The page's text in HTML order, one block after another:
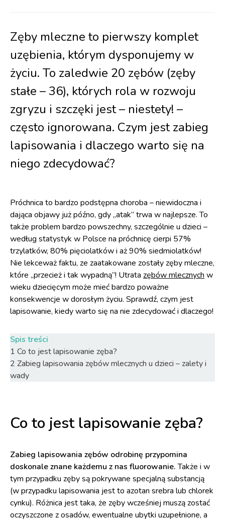
Zęby mleczne to pierwszy komplet
uzębienia, którym dysponujemy w
życiu. To zaledwie 20 zębów (zęby
stałe – 36), których rola w rozwoju
zgryzu i szczęki jest – niestety! –
często ignorowana. Czym jest zabieg
lapisowania i dlaczego warto się na
niego zdecydować?
Próchnica to bardzo podstępna choroba – niewidoczna i
dająca objawy już późno, gdy „atak” trwa w najlepsze. To
także problem bardzo powszechny, szczególnie u dzieci –
według statystyk w Polsce na próchnicę cierpi 57%
trzylatków, 80% pięciolatków i aż 90% siedmiolatków!
Nie lekceważ faktu, ze zaatakowane zostały zęby mleczne,
które „przecież i tak wypadną”! Utrata zębów mlecznych w
wieku dziecięcym może mieć bardzo poważne
konsekwencje w dorosłym życiu. Sprawdź, czym jest
lapisowanie, kiedy warto się na nie zdecydować i dlaczego!
Spis treści
1 Co to jest lapisowanie zęba?
2 Zabieg lapisowania zębów mlecznych u dzieci – zalety i
wady
Co to jest lapisowanie zęba?
Zabieg lapisowania zębów odrobinę przypomina
doskonale znane każdemu z nas fluorowanie.Także i w
tym przypadku zęby są pokrywane specjalną substancją
(w przypadku lapisowania jest to azotan srebra lub chlorek
cynku). Różnica jest taka, że zęby wcześniej muszą zostać
oczyszczone z osadów, ewentualne ubytki uzupełnione, a